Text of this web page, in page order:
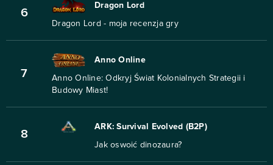
6
Dragon Lord
Dragon Lord - moja recenzja gry
7
Anno Online
Anno Online: Odkryj Świat Kolonialnych Strategii i
Budowy Miast!
8
ARK: Survival Evolved (B2P)
Jak oswoić dinozaura?